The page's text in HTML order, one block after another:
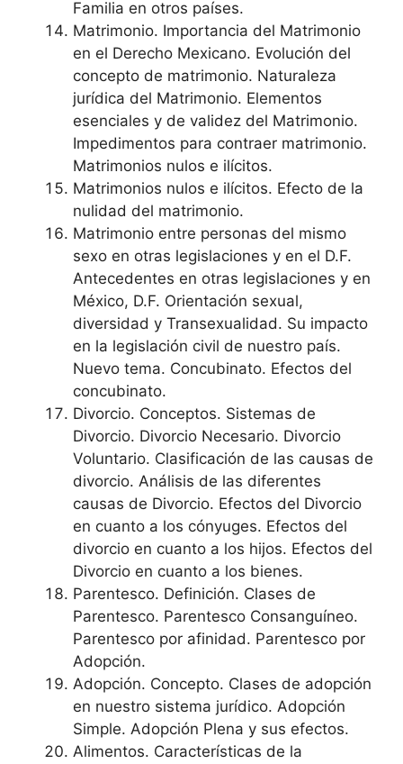
Familia en otros países.
Matrimonio. Importancia del Matrimonio
en el Derecho Mexicano. Evolución del
concepto de matrimonio. Naturaleza
jurídica del Matrimonio. Elementos
esenciales y de validez del Matrimonio.
Impedimentos para contraer matrimonio.
Matrimonios nulos e ilícitos.
Matrimonios nulos e ilícitos. Efecto de la
nulidad del matrimonio.
Matrimonio entre personas del mismo
sexo en otras legislaciones y en el D.F.
Antecedentes en otras legislaciones y en
México, D.F. Orientación sexual,
diversidad y Transexualidad. Su impacto
en la legislación civil de nuestro país.
Nuevo tema. Concubinato. Efectos del
concubinato.
Divorcio. Conceptos. Sistemas de
Divorcio. Divorcio Necesario. Divorcio
Voluntario. Clasificación de las causas de
divorcio. Análisis de las diferentes
causas de Divorcio. Efectos del Divorcio
en cuanto a los cónyuges. Efectos del
divorcio en cuanto a los hijos. Efectos del
Divorcio en cuanto a los bienes.
Parentesco. Definición. Clases de
Parentesco. Parentesco Consanguíneo.
Parentesco por afinidad. Parentesco por
Adopción.
Adopción. Concepto. Clases de adopción
en nuestro sistema jurídico. Adopción
Simple. Adopción Plena y sus efectos.
Alimentos. Características de la